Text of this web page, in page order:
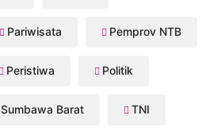
Pariwisata Pemprov NTB
Peristiwa Politik
Sumbawa Barat TNI